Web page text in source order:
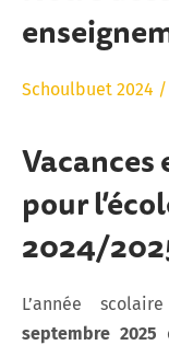
Schoulbuet 2024 /
Vacances
pour
2024/
L’année
septembre 2025